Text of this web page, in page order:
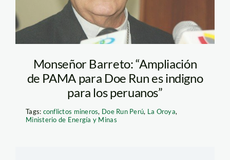
Monseñor Barreto: “Ampliación
de PAMA para Doe Run es indigno
para los peruanos”
Tags: conflictos mineros, Doe Run Perú, La Oroya,
Ministerio de Energía y Minas